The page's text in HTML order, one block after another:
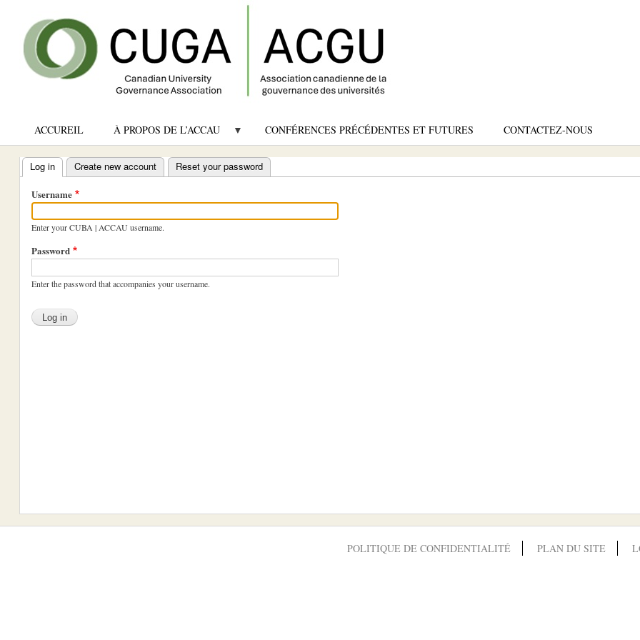
ACCUREIL À PROPOS DE L’ACCAU CONFÉRENCES PRÉCÉDENTES ET FUTURES CONTACTEZ-NOUS
Primary
tabs
Log in (active tab)
Create new account Reset your password
Username
Enter your CUBA | ACCAU username.
Password
Enter the password that accompanies your username.
POLITIQUE DE CONFIDENTIALITÉ PLAN DU SITE